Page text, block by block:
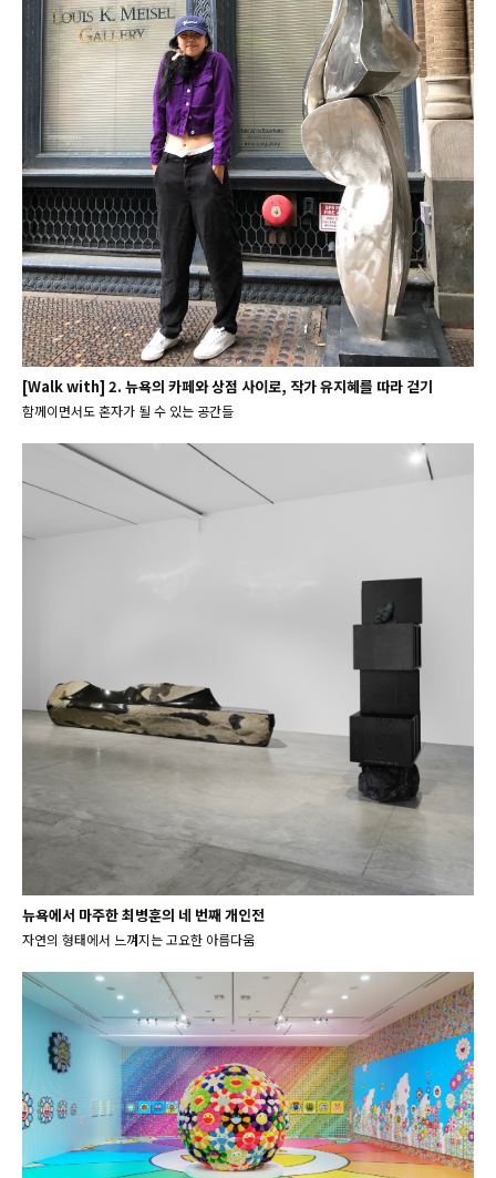
[Walk with] 2. 뉴욕의 카페와 상점 사이로, 작가 유지혜를 따라 걷기
함께이면서도 혼자가 될 수 있는 공간들
뉴욕에서 마주한 최병훈의 네 번째 개인전
자연의 형태에서 느껴지는 고요한 아름다움